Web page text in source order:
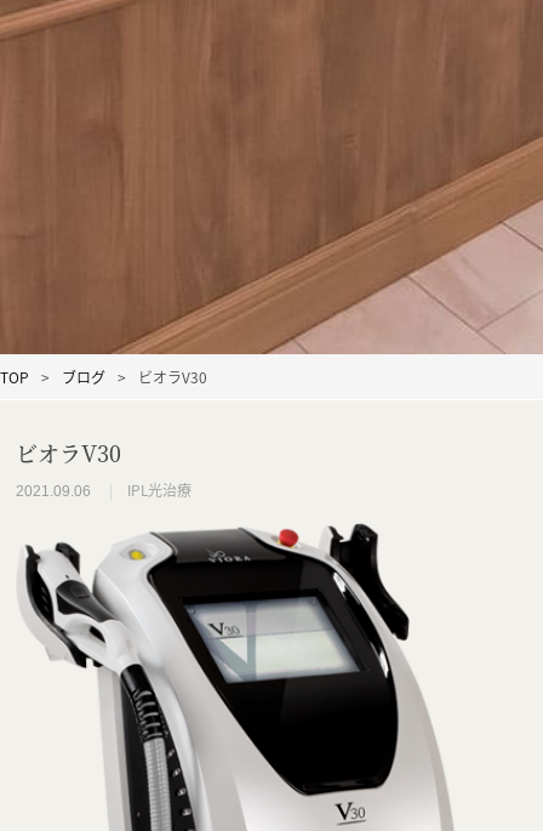
TOP ブログ ビオラV30
ビオラV30
2021.09.06 IPL光治療